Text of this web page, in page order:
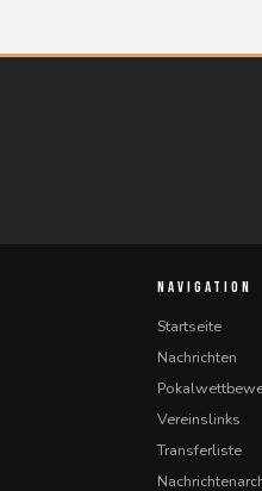
NAVIGATION
Startseite
Nachrichten
Vereinslinks
Transferliste